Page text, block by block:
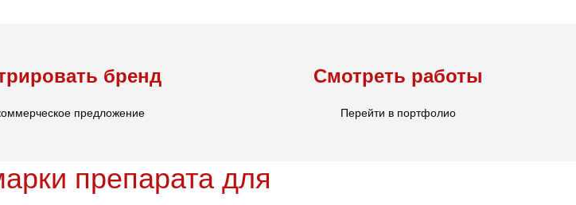
бренд
предложение
Смотреть работы
Перейти в портфолио
препарата для